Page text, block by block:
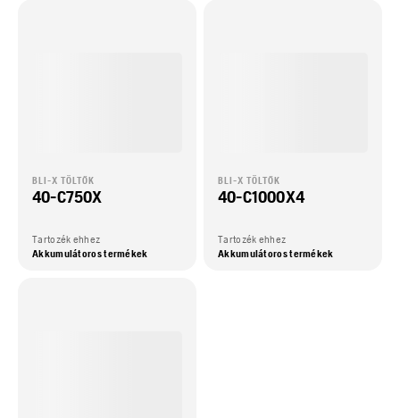
BLI-X TÖLTŐK
40-C750X
Tartozék ehhez
Akkumulátoros termékek
BLI-X TÖLTŐK
40-C1000X4
Tartozék ehhez
Akkumulátoros termékek